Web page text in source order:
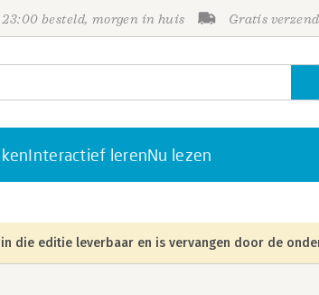
besteld, morgen in huis Gratis
Interactief lerenNu lezen
die editie leverbaar en is vervangen door de